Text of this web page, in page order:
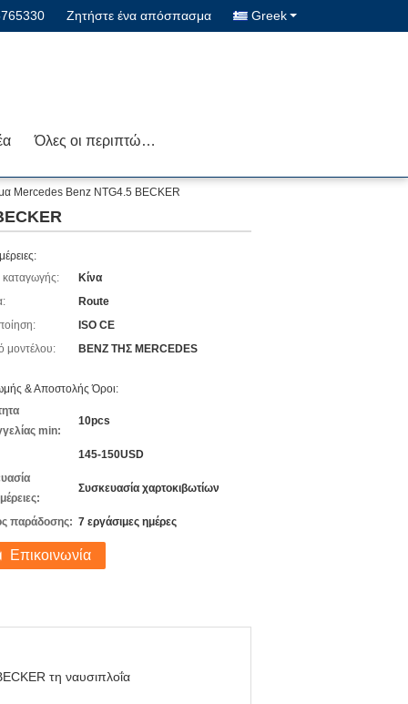
Ζητήστε ένα απόσπασμα Greek
Όλες οι περιπτώσεις
Mercedes Benz NTG4.5 BECKER
Κίνα
Route
ISO CE
μοντέλου:
BENZ ΤΗΣ MERCEDES
& Αποστολής Όροι:
min:
10pcs
145-150USD
Συσκευασία χαρτοκιβωτίων
παράδοσης: 7 εργάσιμες ημέρες
Επικοινωνία
τη ναυσιπλοΐα